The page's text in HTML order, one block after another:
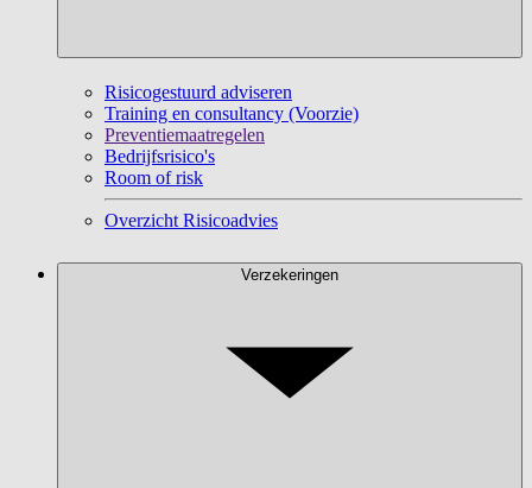
Risicogestuurd adviseren
Training en consultancy (Voorzie)
Preventiemaatregelen
Bedrijfsrisico's
Room of risk
Overzicht Risicoadvies
Verzekeringen